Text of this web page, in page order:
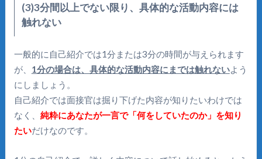
(3)3分間以上でない限り、具体的な活動内容には
触れない
一般的に自己紹介では1分または3分の時間が与えられます
が、 1分の場合は、具体的な活動内容にまでは触れないよう
にしましょう。
自己紹介では面接官は掘り下げた内容が知りたいわけでは
なく、 純粋にあなたが一言で「何をしていたのか」を知り
たいだけなのです。